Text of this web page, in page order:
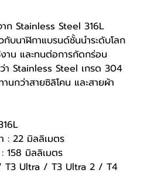
ก Stainless Steel 316L
บนาฬิกาแบรนด์ชั้นนำระดับโลก
าน และทนต่อการกัดกร่อน
Stainless Steel เกรด 304
นกว่าสายซิลิโคน และสายผ้า
: 22 มิลลิเมตร
158 มิลลิเมตร
T3 Ultra / T3 Ultra 2 / T4